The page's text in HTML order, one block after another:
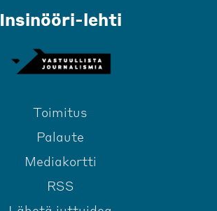
Insinööri-lehti
Toimitus
Palaute
Mediakortti
RSS